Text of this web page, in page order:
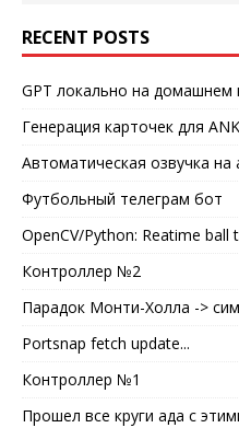
RECENT POSTS
GPT локально на домашнем
Генерация карточек для
Автоматическая озвучка на
Футбольный телеграм бот
OpenCV/Python: Reatime ball
Контроллер №2
Парадок Монти-Холла ->
Portsnap fetch update...
Контроллер №1
Прошел все круги ада с